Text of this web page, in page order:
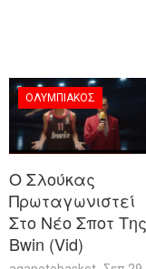
ΟΛΥΜΠΙΑΚΌΣ
Ο Σλούκας
Πρωταγωνιστεί
Στο Νέο Σποτ Της
Bwin (vid)